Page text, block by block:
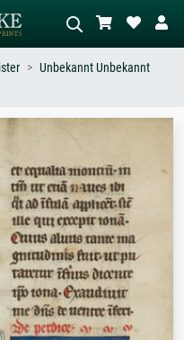
oljemaleri, stående akt ved et tre.
Unbekannt Unbekannt